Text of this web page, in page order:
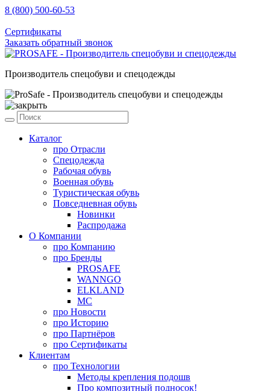
8 (800) 500-60-53
Сертификаты
Заказать обратный звонок
Производитель спецобуви и спецодежды
Каталог
про Отрасли
Спецодежда
Рабочая обувь
Военная обувь
Туристическая обувь
Повседневная обувь
Новинки
Распродажа
О Компании
про Компанию
про Бренды
PROSAFE
WANNGO
ELKLAND
MC
про Новости
про Историю
про Партнёров
про Сертификаты
Клиентам
про Технологии
Методы крепления подошв
Про композитный подносок!